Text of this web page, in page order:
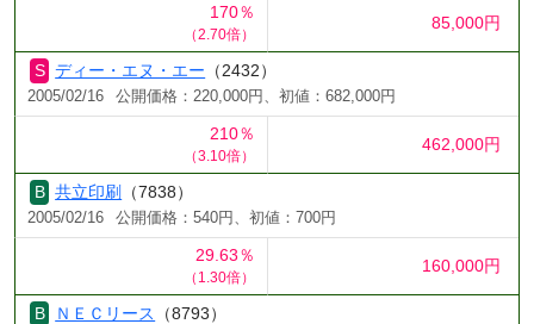
170％
（2.70倍）
85,000円
ディー・エヌ・エー （2432）
2005/02/16 公開価格：220,000円、初値：682,000円
210％
（3.10倍）
462,000円
共立印刷 （7838）
2005/02/16 公開価格：540円、初値：700円
29.63％
（1.30倍）
160,000円
ＮＥＣリース （8793）